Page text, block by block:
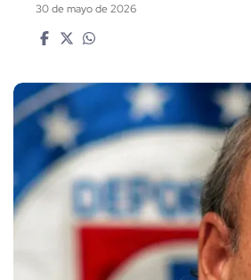
30 de mayo de 2026